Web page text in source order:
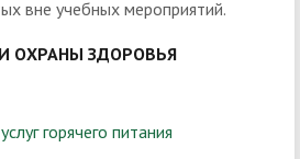
вне учебных мероприятий.
ОХРАНЫ ЗДОРОВЬЯ
горячего питания